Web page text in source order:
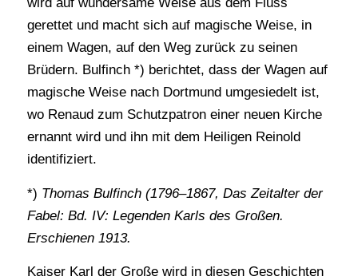
gerettet und macht sich auf magische Weise, in
einem Wagen, auf den Weg zurück zu seinen
Brüdern. Bulfinch *) berichtet, dass der Wagen auf
magische Weise nach Dortmund umgesiedelt ist,
wo Renaud zum Schutzpatron einer neuen Kirche
ernannt wird und ihn mit dem Heiligen Reinold
identifiziert.
*) Thomas Bulfinch (1796–1867, Das Zeitalter der
Fabel: Bd. IV: Legenden Karls des Großen.
Erschienen 1913.
Kaiser Karl der Große wird in diesen Geschichten